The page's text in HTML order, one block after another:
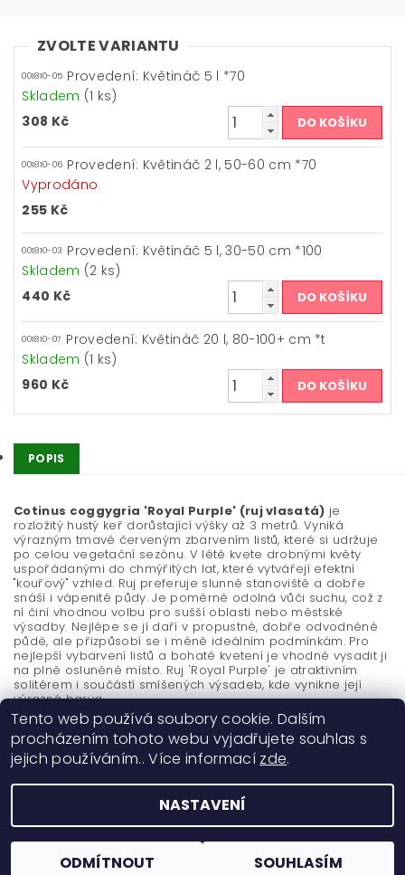
ZVOLTE VARIANTU
001810-05 Provedení: Květináč 5 l *70
Skladem (1 ks)
308 Kč
001810-06 Provedení: Květináč 2 l, 50-60 cm *70
Vyprodáno
255 Kč
001810-03 Provedení: Květináč 5 l, 30-50 cm *100
Skladem (2 ks)
440 Kč
001810-07 Provedení: Květináč 20 l, 80-100+ cm *t
Skladem (1 ks)
960 Kč
POPIS
Cotinus coggygria 'Royal Purple' (ruj vlasatá) je
rozložitý hustý keř dorůstající výšky až 3 metrů. Vyniká
výrazným tmavě červeným zbarvením listů, které si udržuje
po celou vegetační sezónu. V létě kvete drobnými květy
uspořádanými do chmýřitých lat, které vytvářejí efektní
"kouřový" vzhled. Ruj preferuje slunné stanoviště a dobře
snáší i vápenité půdy. Je poměrně odolná vůči suchu, což z
ní činí vhodnou volbu pro sušší oblasti nebo městské
výsadby. Nejlépe se jí daří v propustné, dobře odvodněné
půdě, ale přizpůsobí se i méně ideálním podmínkám. Pro
nejlepší vybarvení listů a bohaté kvetení je vhodné vysadit ji
na plně osluněné místo. Ruj 'Royal Purple' je atraktivním
solitérem i součástí smíšených výsadeb, kde vynikne její
výrazná barva.
2026 ©Okrasné dřeviny Ing. Milan Žižka, všechna práva vyhrazena
Vytvořil Shoptet
Tento web používá soubory cookie. Dalším
procházením tohoto webu vyjadřujete souhlas s
jejich používáním.. Více informací zde.
NASTAVENÍ
ODMÍTNOUT SOUHLASÍM